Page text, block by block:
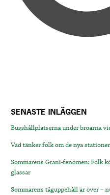
SENASTE INLÄGGEN
Busshållplatserna under broarna
Vad tänker folk om de nya
Sommarens Grani-fenomen: Folk
glassar
Sommarens tåguppehåll är över –